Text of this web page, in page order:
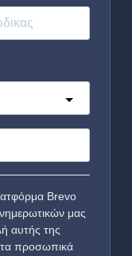
Brevo
μας
αυτής της
τα προσωπικά